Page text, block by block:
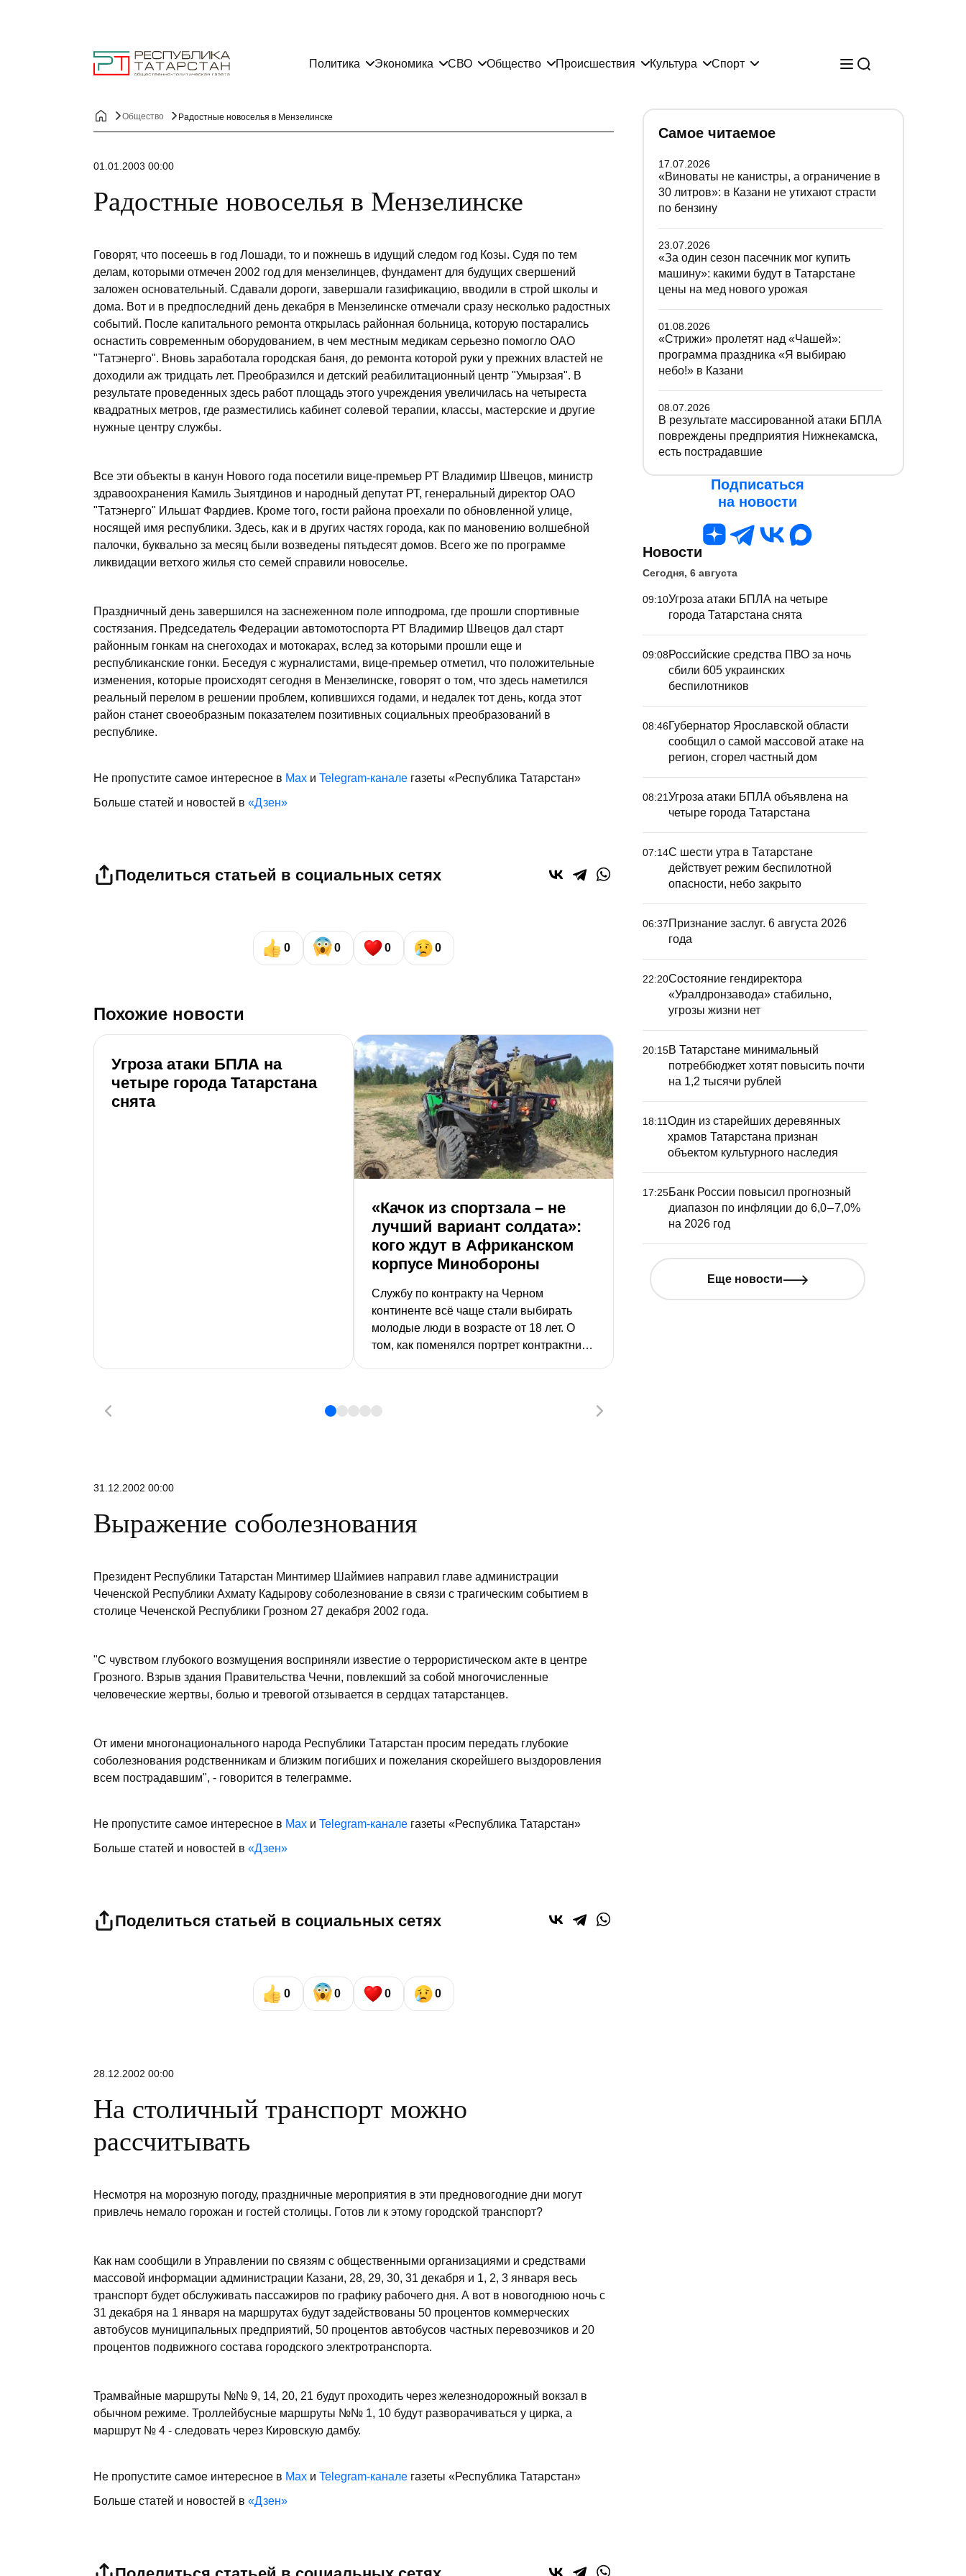
Политика Экономика СВО Общество Происшествия Культура Спорт
Общество Радостные новоселья в Мензелинске
01.01.2003 00:00
Радостные новоселья в Мензелинске
Говорят, что посеешь в год Лошади, то и пожнешь в идущий следом год Козы. Судя по тем
делам, которыми отмечен 2002 год для мензелинцев, фундамент для будущих свершений
заложен основательный. Сдавали дороги, завершали газификацию, вводили в строй школы и
дома. Вот и в предпоследний день декабря в Мензелинске отмечали сразу несколько радостных
событий. После капитального ремонта открылась районная больница, которую постарались
оснастить современным оборудованием, в чем местным медикам серьезно помогло ОАО
"Татэнерго". Вновь заработала городская баня, до ремонта которой руки у прежних властей не
доходили аж тридцать лет. Преобразился и детский реабилитационный центр "Умырзая". В
результате проведенных здесь работ площадь этого учреждения увеличилась на четыреста
квадратных метров, где разместились кабинет солевой терапии, классы, мастерские и другие
нужные центру службы.
Все эти объекты в канун Нового года посетили вице-премьер РТ Владимир Швецов, министр
здравоохранения Камиль Зыятдинов и народный депутат РТ, генеральный директор ОАО
"Татэнерго" Ильшат Фардиев. Кроме того, гости района проехали по обновленной улице,
носящей имя республики. Здесь, как и в других частях города, как по мановению волшебной
палочки, буквально за месяц были возведены пятьдесят домов. Всего же по программе
ликвидации ветхого жилья сто семей справили новоселье.
Праздничный день завершился на заснеженном поле ипподрома, где прошли спортивные
состязания. Председатель Федерации автомотоспорта РТ Владимир Швецов дал старт
районным гонкам на снегоходах и мотокарах, вслед за которыми прошли еще и
республиканские гонки. Беседуя с журналистами, вице-премьер отметил, что положительные
изменения, которые происходят сегодня в Мензелинске, говорят о том, что здесь наметился
реальный перелом в решении проблем, копившихся годами, и недалек тот день, когда этот
район станет своеобразным показателем позитивных социальных преобразований в
республике.
Не пропустите самое интересное в Max и Telegram-канале газеты «Республика Татарстан»
Больше статей и новостей в «Дзен»
Поделиться статьей в социальных сетях
0 0 0 0
Похожие новости
Угроза атаки БПЛА на
четыре города Татарстана
снята
«Качок из спортзала – не
лучший вариант солдата»:
кого ждут в Африканском
корпусе Минобороны
Службу по контракту на Черном
континенте всё чаще стали выбирать
молодые люди в возрасте от 18 лет. О
том, как поменялся портрет контрактника,
сельскому парню, «РТ» рассказали в
Один из старейших
деревянных храмов
Татарстана признан
объектом культурного
наследия
31.12.2002 00:00
Выражение соболезнования
Президент Республики Татарстан Минтимер Шаймиев направил главе администрации
Чеченской Республики Ахмату Кадырову соболезнование в связи с трагическим событием в
столице Чеченской Республики Грозном 27 декабря 2002 года.
"С чувством глубокого возмущения восприняли известие о террористическом акте в центре
Грозного. Взрыв здания Правительства Чечни, повлекший за собой многочисленные
человеческие жертвы, болью и тревогой отзывается в сердцах татарстанцев.
От имени многонационального народа Республики Татарстан просим передать глубокие
соболезнования родственникам и близким погибших и пожелания скорейшего выздоровления
всем пострадавшим", - говорится в телеграмме.
Не пропустите самое интересное в Max и Telegram-канале газеты «Республика Татарстан»
Больше статей и новостей в «Дзен»
Поделиться статьей в социальных сетях
0 0 0 0
28.12.2002 00:00
На столичный транспорт можно
рассчитывать
Несмотря на морозную погоду, праздничные мероприятия в эти предновогодние дни могут
привлечь немало горожан и гостей столицы. Готов ли к этому городской транспорт?
Как нам сообщили в Управлении по связям с общественными организациями и средствами
массовой информации администрации Казани, 28, 29, 30, 31 декабря и 1, 2, 3 января весь
транспорт будет обслуживать пассажиров по графику рабочего дня. А вот в новогоднюю ночь с
31 декабря на 1 января на маршрутах будут задействованы 50 процентов коммерческих
автобусов муниципальных предприятий, 50 процентов автобусов частных перевозчиков и 20
процентов подвижного состава городского электротранспорта.
Трамвайные маршруты №№ 9, 14, 20, 21 будут проходить через железнодорожный вокзал в
обычном режиме. Троллейбусные маршруты №№ 1, 10 будут разворачиваться у цирка, а
маршрут № 4 - следовать через Кировскую дамбу.
Не пропустите самое интересное в Max и Telegram-канале газеты «Республика Татарстан»
Больше статей и новостей в «Дзен»
Самое читаемое
17.07.2026
«Виноваты не канистры, а ограничение в
30 литров»: в Казани не утихают страсти
по бензину
23.07.2026
«За один сезон пасечник мог купить
машину»: какими будут в Татарстане
цены на мед нового урожая
01.08.2026
«Стрижи» пролетят над «Чашей»:
программа праздника «Я выбираю
небо!» в Казани
08.07.2026
В результате массированной атаки БПЛА
повреждены предприятия Нижнекамска,
есть пострадавшие
Подписаться
на новости
Новости
Сегодня, 6 августа
09:10Угроза атаки БПЛА на четыре
города Татарстана снята
09:08Российские средства ПВО за ночь
сбили 605 украинских
беспилотников
08:46Губернатор Ярославской области
сообщил о самой массовой атаке на
регион, сгорел частный дом
08:21Угроза атаки БПЛА объявлена на
четыре города Татарстана
07:14С шести утра в Татарстане
действует режим беспилотной
опасности, небо закрыто
06:37Признание заслуг. 6 августа 2026
года
22:20Состояние гендиректора
«Уралдронзавода» стабильно,
угрозы жизни нет
20:15В Татарстане минимальный
потреббюджет хотят повысить почти
на 1,2 тысячи рублей
18:11Один из старейших деревянных
храмов Татарстана признан
объектом культурного наследия
17:25Банк России повысил прогнозный
диапазон по инфляции до 6,0 – 7,0%
на 2026 год
Еще новости